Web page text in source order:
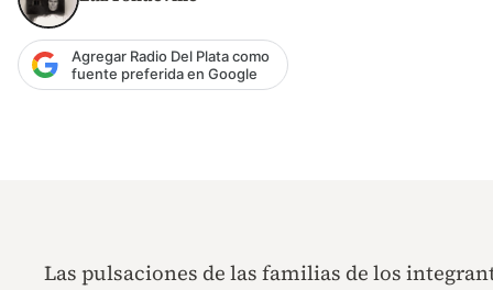
Agregar Radio Del Plata como
fuente preferida en Google
Las pulsaciones de las familias de los